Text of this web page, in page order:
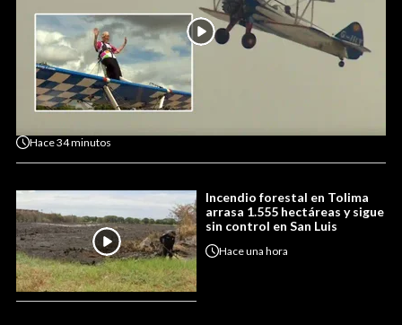
Hace34 minutos
Incendio forestal en Tolima
arrasa 1.555 hectáreas y sigue
sin control en San Luis
Haceuna hora